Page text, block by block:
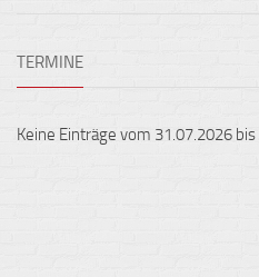
TERMINE
Keine Einträge vom 31.07.2026